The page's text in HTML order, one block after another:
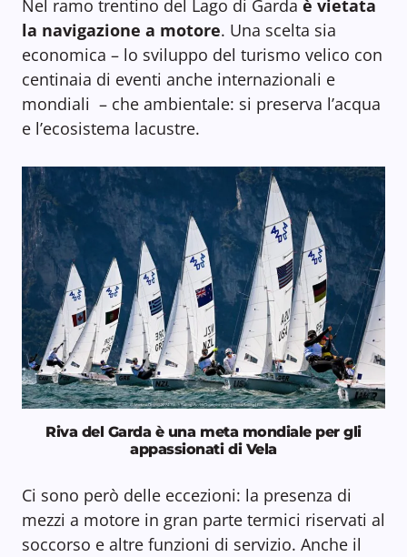
Nel ramo trentino del Lago di Garda è vietata
la navigazione a motore. Una scelta sia
economica – lo sviluppo del turismo velico con
centinaia di eventi anche internazionali e
mondiali – che ambientale: si preserva l’acqua
e l’ecosistema lacustre.
Riva del Garda è una meta mondiale per gli
appassionati di Vela
Ci sono però delle eccezioni: la presenza di
mezzi a motore in gran parte termici riservati al
soccorso e altre funzioni di servizio. Anche il